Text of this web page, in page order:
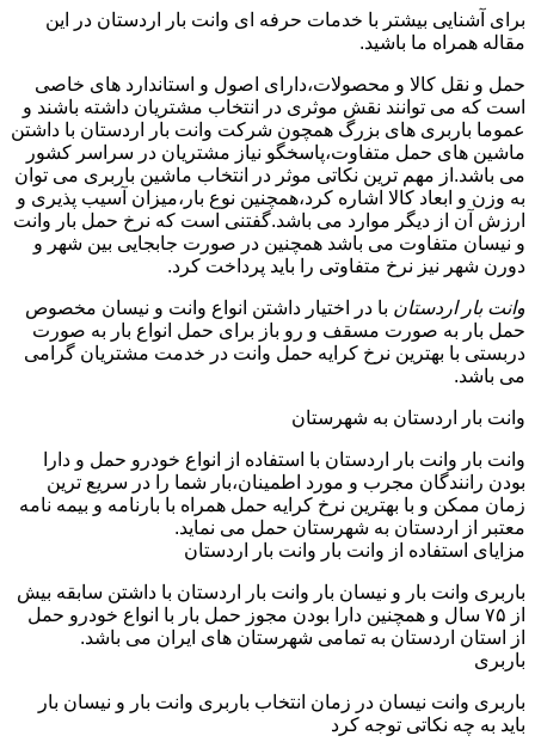
برای آشنایی بیشتر با خدمات حرفه ای وانت بار اردستان در این
مقاله همراه ما باشید.
حمل و نقل کالا و محصولات،دارای اصول و استاندارد های خاصی
است که می توانند نقش موثری در انتخاب مشتریان داشته باشند و
عموما باربری های بزرگ همچون شرکت وانت بار اردستان با داشتن
ماشین های حمل متفاوت،پاسخگو نیاز مشتریان در سراسر کشور
می باشد.از مهم ترین نکاتی موثر در انتخاب ماشین باربری می توان
به وزن و ابعاد کالا اشاره کرد،همچنین نوع بار،میزان آسیب پذیری و
ارزش آن از دیگر موارد می باشد.گفتنی است که نرخ حمل بار وانت
و نیسان متفاوت می باشد همچنین در صورت جابجایی بین شهر و
دورن شهر نیز نرخ متفاوتی را باید پرداخت کرد.
وانت بار اردستان با در اختیار داشتن انواع وانت و نیسان مخصوص
حمل بار به صورت مسقف و رو باز برای حمل انواع بار به صورت
دربستی با بهترین نرخ کرایه حمل وانت در خدمت مشتریان گرامی
می باشد.
وانت بار اردستان به شهرستان
وانت بار وانت بار اردستان با استفاده از انواع خودرو حمل و دارا
بودن رانندگان مجرب و مورد اطمینان،بار شما را در سریع ترین
زمان ممکن و با بهترین نرخ کرایه حمل همراه با بارنامه و بیمه نامه
معتبر از اردستان به شهرستان حمل می نماید.
مزایای استفاده از وانت بار وانت بار اردستان
باربری وانت بار و نیسان بار وانت بار اردستان با داشتن سابقه بیش
از ۷۵ سال و همچنین دارا بودن مجوز حمل بار با انواع خودرو حمل
از استان اردستان به تمامی شهرستان های ایران می باشد.
باربری
باربری وانت نیسان در زمان انتخاب باربری وانت بار و نیسان بار
باید به چه نکاتی توجه کرد